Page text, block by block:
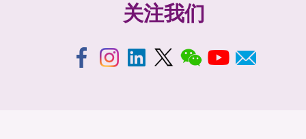
关注我们